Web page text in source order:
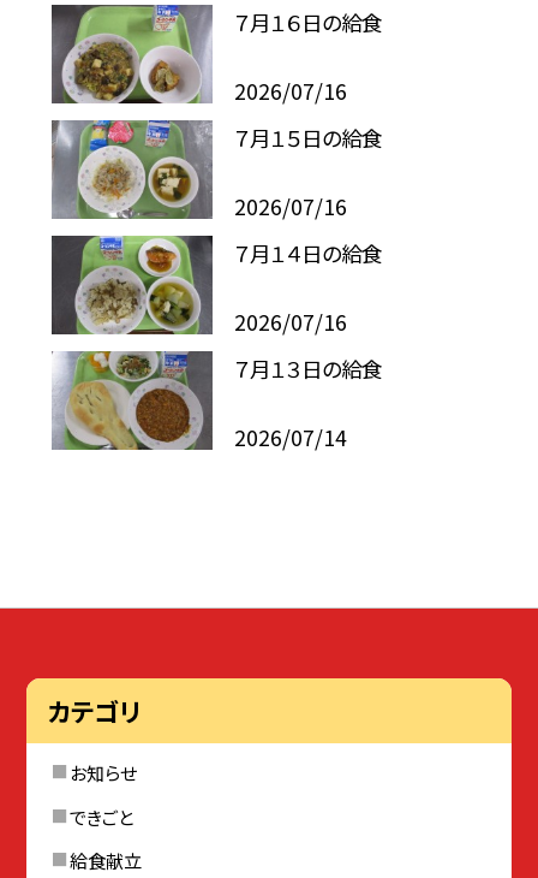
７月１６日の給食
2026/07/16
７月１５日の給食
2026/07/16
７月１４日の給食
2026/07/16
７月１３日の給食
2026/07/14
カテゴリ
お知らせ
できごと
給食献立